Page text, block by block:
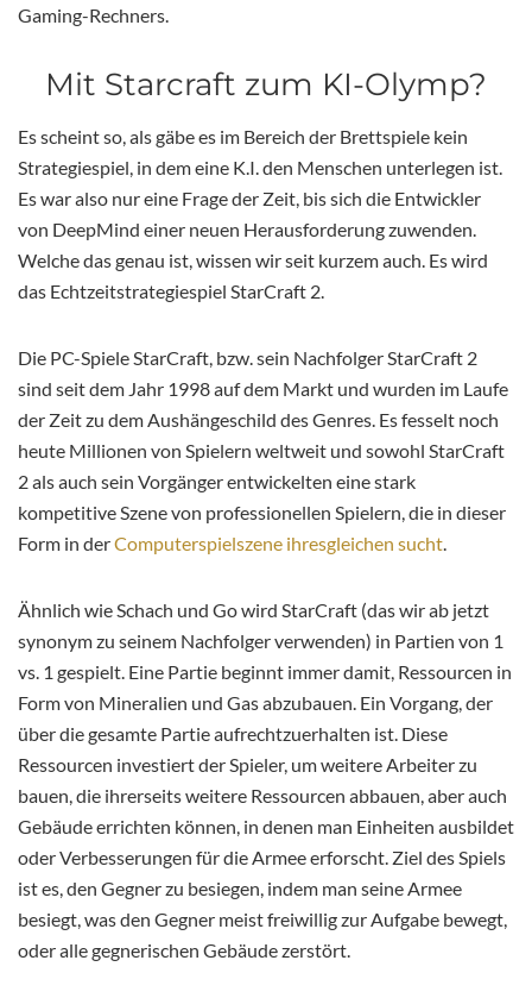
Gaming-Rechners.
Mit Starcraft zum KI-Olymp?
Es scheint so, als gäbe es im Bereich der Brettspiele kein
Strategiespiel, in dem eine K.I. den Menschen unterlegen ist.
Es war also nur eine Frage der Zeit, bis sich die Entwickler
von DeepMind einer neuen Herausforderung zuwenden.
Welche das genau ist, wissen wir seit kurzem auch. Es wird
das Echtzeitstrategiespiel StarCraft 2.
Die PC-Spiele StarCraft, bzw. sein Nachfolger StarCraft 2
sind seit dem Jahr 1998 auf dem Markt und wurden im Laufe
der Zeit zu dem Aushängeschild des Genres. Es fesselt noch
heute Millionen von Spielern weltweit und sowohl StarCraft
2 als auch sein Vorgänger entwickelten eine stark
kompetitive Szene von professionellen Spielern, die in dieser
Form in derComputerspielszene ihresgleichen sucht.
Ähnlich wie Schach und Go wird StarCraft (das wir ab jetzt
synonym zu seinem Nachfolger verwenden) in Partien von 1
vs. 1 gespielt. Eine Partie beginnt immer damit, Ressourcen in
Form von Mineralien und Gas abzubauen. Ein Vorgang, der
über die gesamte Partie aufrechtzuerhalten ist. Diese
Ressourcen investiert der Spieler, um weitere Arbeiter zu
bauen, die ihrerseits weitere Ressourcen abbauen, aber auch
Gebäude errichten können, in denen man Einheiten ausbildet
oder Verbesserungen für die Armee erforscht. Ziel des Spiels
ist es, den Gegner zu besiegen, indem man seine Armee
besiegt, was den Gegner meist freiwillig zur Aufgabe bewegt,
oder alle gegnerischen Gebäude zerstört.